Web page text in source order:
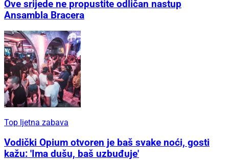
Ove srijede ne propustite odličan nastup
Ansambla Bracera
Top ljetna zabava
Vodički Opium otvoren je baš svake noći, gosti
kažu: 'Ima dušu, baš uzbuđuje'